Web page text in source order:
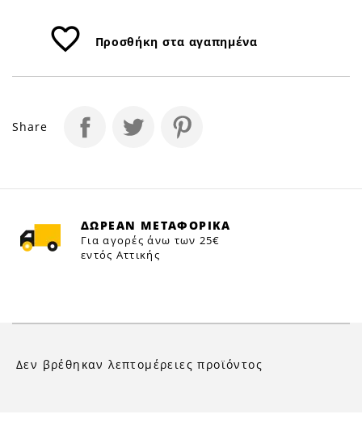
favorite_border Προσθήκη στα αγαπημένα
Share
ΔΩΡΕΑΝ ΜΕΤΑΦΟΡΙΚΑ
Για αγορές άνω των 25€
εντός Αττικής
Δεν βρέθηκαν λεπτομέρειες προϊόντος